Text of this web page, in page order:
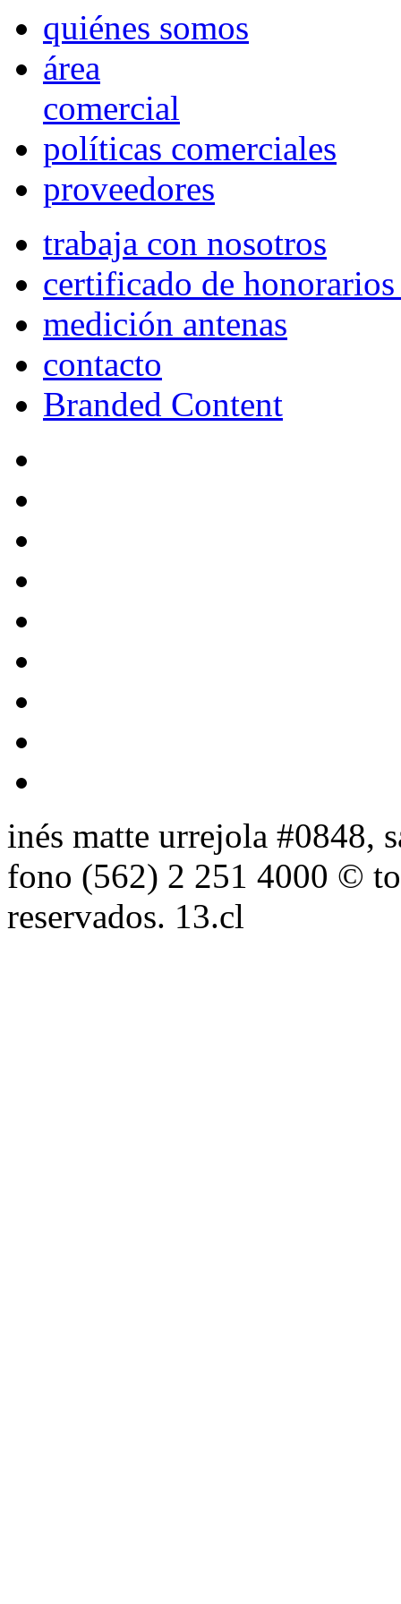
quiénes somos
área
comercial
políticas comerciales
proveedores
trabaja con nosotros
certificado de
medición antenas
contacto
Branded Content
inés matte urrejola #0848,
fono (562) 2 251 4000 ©
reservados. 13.cl